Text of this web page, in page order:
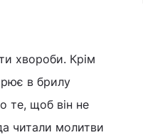
хвороби. Крім
в брилу
те, щоб він не
читали молитви